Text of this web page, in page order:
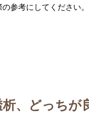
参考にしてください。
、どっちが